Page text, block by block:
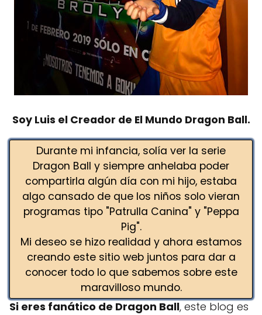
Soy Luis el Creador de El Mundo Dragon Ball.
Durante mi infancia, solía ver la serie
Dragon Ball y siempre anhelaba poder
compartirla algún día con mi hijo, estaba
algo cansado de que los niños solo vieran
programas tipo "Patrulla Canina" y "Peppa
Pig".
Mi deseo se hizo realidad y ahora estamos
creando este sitio web juntos para dar a
conocer todo lo que sabemos sobre este
maravilloso mundo.
Si eres fanático de Dragon Ball, este blog es